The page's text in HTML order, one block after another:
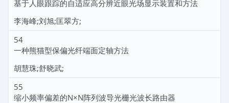
基于人眼跟踪的自适应高分辨近眼光场显示装置和方法
李海峰;刘旭;匡翠方;
54
一种熊猫型保偏光纤端面定轴方法
胡慧珠;舒晓武;
55
缩小频率偏差的N×N阵列波导光栅光波长路由器